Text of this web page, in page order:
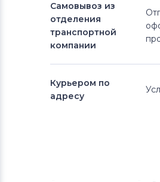
Самовывоз из
отделения
транспортной
компании
Курьером по
адресу